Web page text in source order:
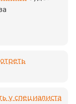
у специалиста